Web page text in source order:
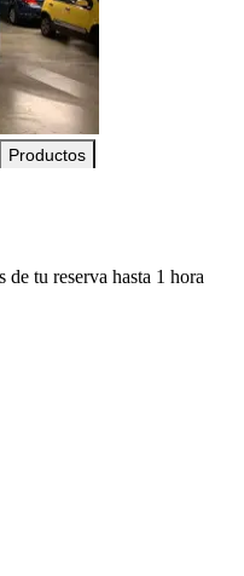
Productos
de tu reserva hasta 1 hora